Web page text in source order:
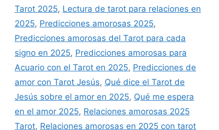
Tarot 2025, Lectura de tarot para relaciones en
2025, Predicciones amorosas 2025,
Predicciones amorosas del Tarot para cada
signo en 2025, Predicciones amorosas para
Acuario con el Tarot en 2025, Predicciones de
amor con Tarot Jesús, Qué dice el Tarot de
Jesús sobre el amor en 2025, Qué me espera
en el amor 2025, Relaciones amorosas 2025
Tarot, Relaciones amorosas en 2025 con tarot